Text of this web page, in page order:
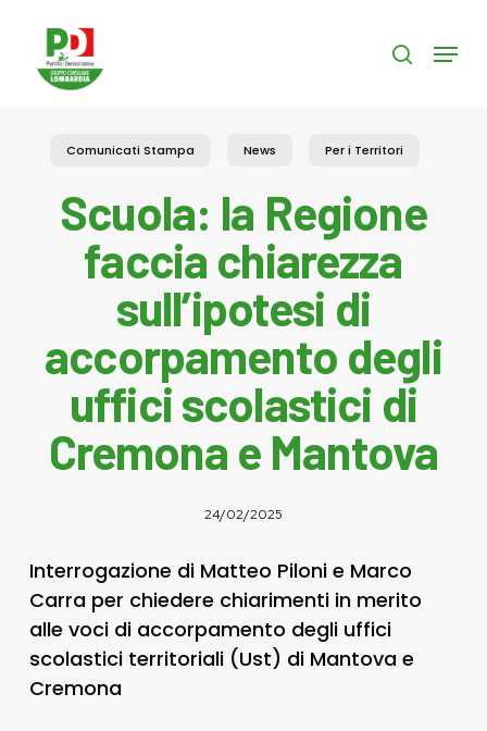
content
search
Menu
Comunicati Stampa News Per i Territori
Scuola: la Regione
faccia chiarezza
sull’ipotesi di
accorpamento degli
uffici scolastici di
Cremona e Mantova
24/02/2025
Interrogazione di Matteo Piloni e Marco
Carra per chiedere chiarimenti in merito
alle voci di accorpamento degli uffici
scolastici territoriali (Ust) di Mantova e
Cremona